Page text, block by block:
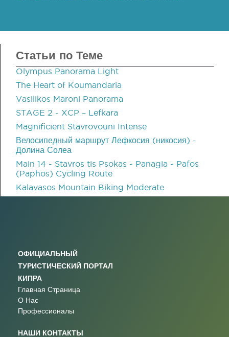
Статьи по Теме
Olympus Panorama Light
The Heart of Koumandaria
Vasilikos Maroni Panorama
STAGE 2 - XCP – Lefkara
Magnificient Stavrovouni Intense
Велосипедный маршрут Лефкосия (никосия) -
Долина Солеа
Main 14 - Stavros tis Psokas - Panagia - Pafos
(Paphos) Cycling Route
Kalavasos Mountain Biking Moderate
ОФИЦИАЛЬНЫЙ
ТУРИСТИЧЕСКИЙ ПОРТАЛ
КИПРА
Главная Страница
О Нас
Профессионалы
НАШИ КОНТАКТЫ